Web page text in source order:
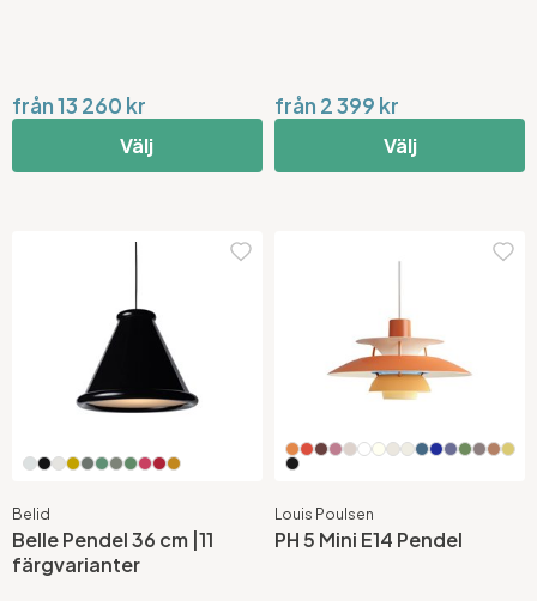
från 13 260 kr
Välj
från 2 399 kr
Välj
Belid
Belle Pendel 36 cm |11
färgvarianter
Louis Poulsen
PH 5 Mini E14 Pendel